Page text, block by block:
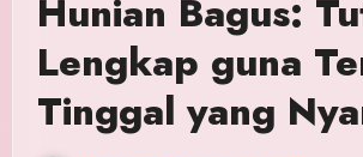
Hunian Bagus:
Lengkap guna
Tinggal yang